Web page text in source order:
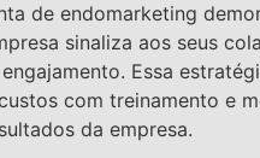
de endomarketing
sinaliza aos seus
Essa
com treinamento e
da empresa.